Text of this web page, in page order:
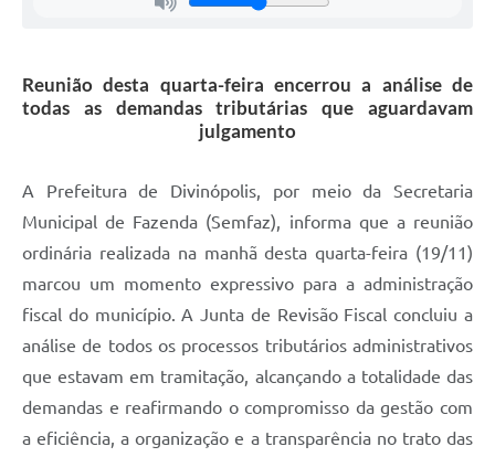
Reunião desta quarta-feira encerrou a análise de
todas as demandas tributárias que aguardavam
julgamento
A Prefeitura de Divinópolis, por meio da Secretaria
Municipal de Fazenda (Semfaz), informa que a reunião
ordinária realizada na manhã desta quarta-feira (19/11)
marcou um momento expressivo para a administração
fiscal do município. A Junta de Revisão Fiscal concluiu a
análise de todos os processos tributários administrativos
que estavam em tramitação, alcançando a totalidade das
demandas e reafirmando o compromisso da gestão com
a eficiência, a organização e a transparência no trato das